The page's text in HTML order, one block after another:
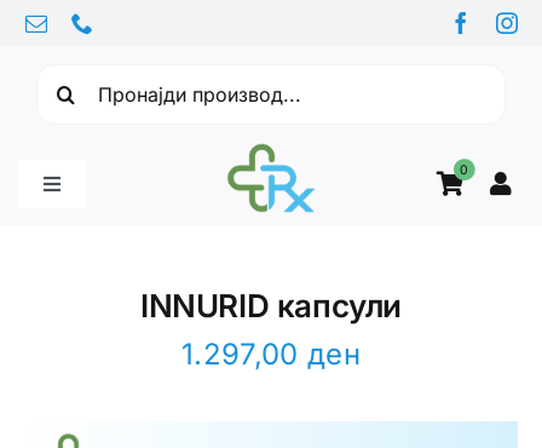
Skip
content
0
Toggle
INNURID капсули
1.297,00ден